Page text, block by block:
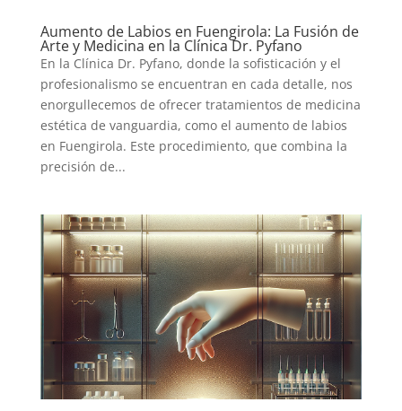
Aumento de Labios en Fuengirola: La Fusión de
Arte y Medicina en la Clínica Dr. Pyfano
En la Clínica Dr. Pyfano, donde la sofisticación y el
profesionalismo se encuentran en cada detalle, nos
enorgullecemos de ofrecer tratamientos de medicina
estética de vanguardia, como el aumento de labios
en Fuengirola. Este procedimiento, que combina la
precisión de...